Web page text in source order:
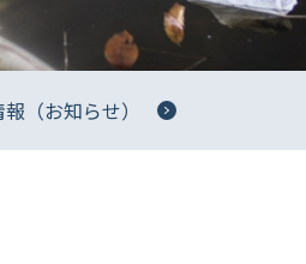
（お知らせ）